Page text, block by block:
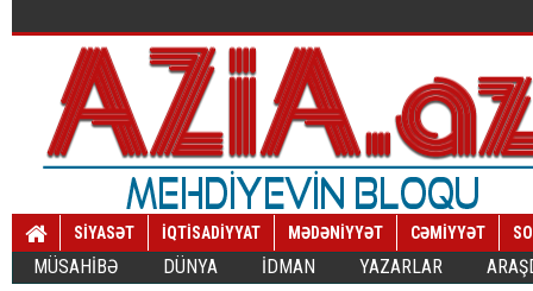
SİYASƏT İQTİSADİYYAT MƏDƏNİYYƏT CƏMİYYƏT
MÜSAHİBƏ DÜNYA İDMAN YAZARLAR